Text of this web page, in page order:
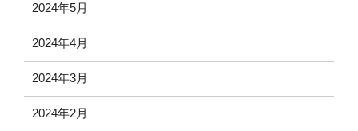
2024年5月
2024年4月
2024年3月
2024年2月